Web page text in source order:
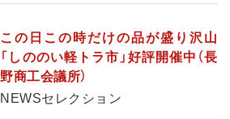
この日この時だけの品が盛り沢山
「しののい軽トラ市」好評開催中（長
野商工会議所）
NEWSセレクション